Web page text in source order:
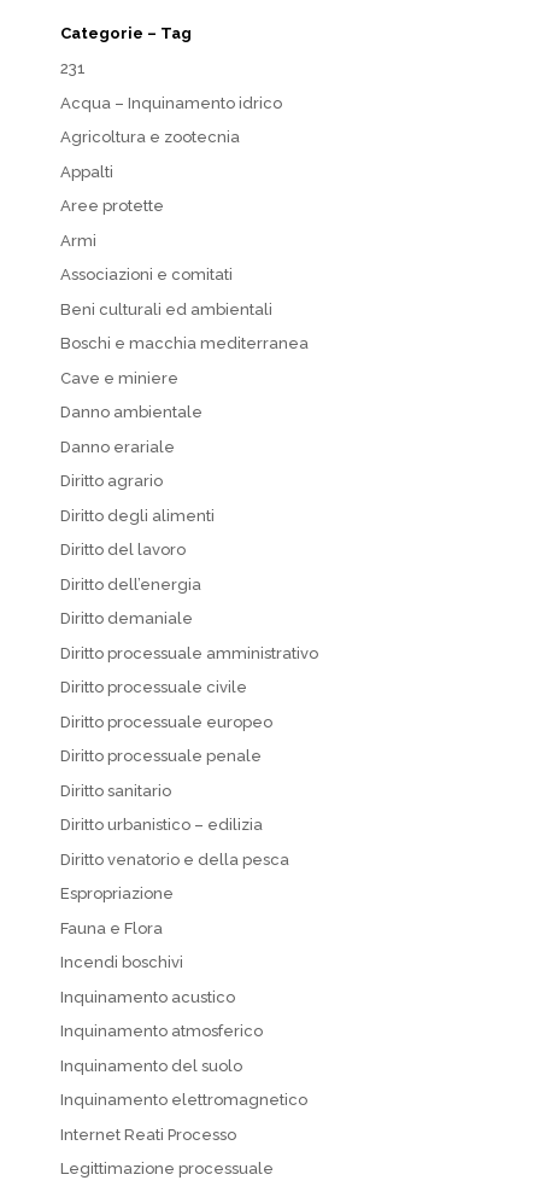
Categorie – Tag
231
Acqua – Inquinamento idrico
Agricoltura e zootecnia
Appalti
Aree protette
Armi
Associazioni e comitati
Beni culturali ed ambientali
Boschi e macchia mediterranea
Cave e miniere
Danno ambientale
Danno erariale
Diritto agrario
Diritto degli alimenti
Diritto del lavoro
Diritto dell’energia
Diritto demaniale
Diritto processuale amministrativo
Diritto processuale civile
Diritto processuale europeo
Diritto processuale penale
Diritto sanitario
Diritto urbanistico – edilizia
Diritto venatorio e della pesca
Espropriazione
Fauna e Flora
Incendi boschivi
Inquinamento acustico
Inquinamento atmosferico
Inquinamento del suolo
Inquinamento elettromagnetico
Internet Reati Processo
Legittimazione processuale